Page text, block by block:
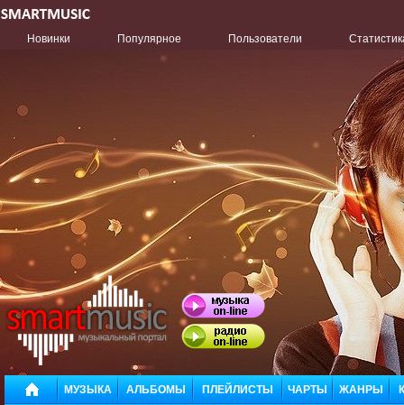
Новинки Популярное Пользователи
МУЗЫКА АЛЬБОМЫ ПЛЕЙЛИСТЫ ЧАРТЫ ЖАНРЫ